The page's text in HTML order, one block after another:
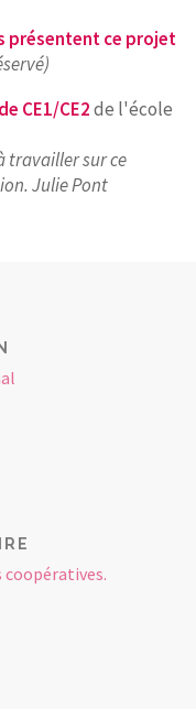
présentent ce projet
CE1/CE2de l'école
travailler sur ce
Julie Pont
coopératives.